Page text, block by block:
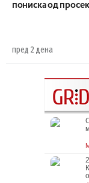
пониска од
пред 2 дена